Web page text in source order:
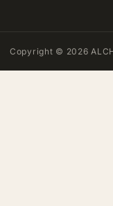
Copyright © 2026